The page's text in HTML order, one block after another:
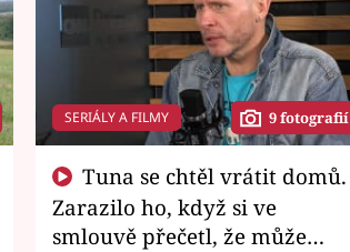
SERIÁLY A FILMY 9 fotografií
Zarazilo ho, když si ve
smlouvě přečetl, že může